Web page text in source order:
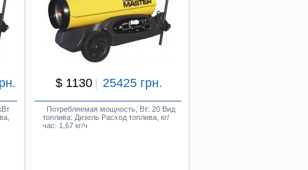
$ 1130 25425 грн.
Потребляемая мощность, Вт: 20 Вид
топлива: Дизель Расход топлива, кг/
час: 1,67 кг/ч